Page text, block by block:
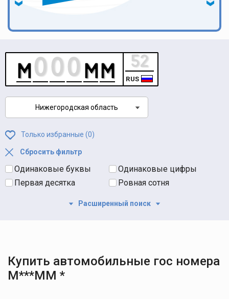
RUS
Нижегородская область
Только избранные (0)
Сбросить фильтр
Одинаковые буквы
Одинаковые цифры
Первая десятка
Ровная сотня
Расширенный поиск
Купить автомобильные гос номера
М***ММ *